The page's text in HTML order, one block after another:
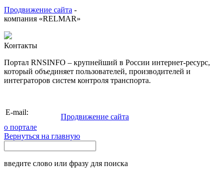
Продвижение сайта -
компания «RELMAR»
Контакты
Портал RNSINFO – крупнейший в России интернет-ресурс,
который объединяет пользователей, производителей и
интеграторов систем контроля транспорта.
E-mail:
Продвижение сайта
о портале
Вернуться на главную
введите слово или фразу для поиска